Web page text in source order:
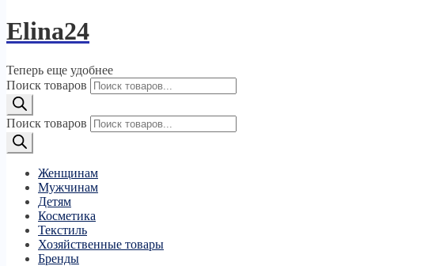
Elina24
Теперь еще удобнее
Поиск товаров
Поиск товаров
Женщинам
Мужчинам
Детям
Косметика
Текстиль
Хозяйственные товары
Бренды